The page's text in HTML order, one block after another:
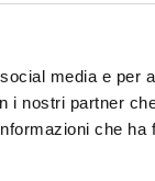
media e per
i nostri partner
che ha
disdetta via
emessa
Internet